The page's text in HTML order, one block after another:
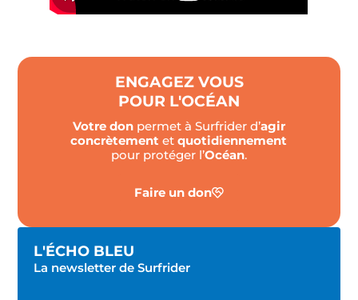
ENGAGEZ VOUS
POUR L'OCÉAN
Votre donpermet à Surfrider d’agir
concrètement etquotidiennement
pour protéger l’Océan.
Faire un don
L'ÉCHO BLEU
La newsletter de Surfrider